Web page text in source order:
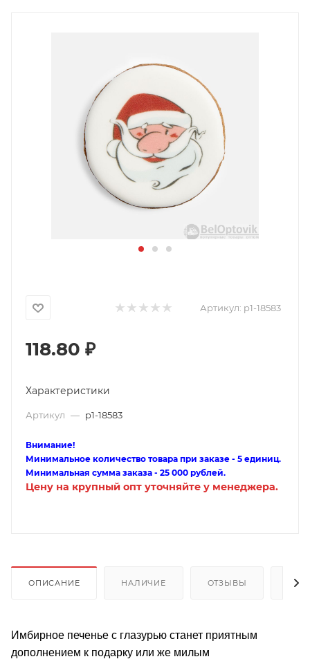
Артикул: p1-18583
118.80 ₽
Характеристики
Артикул — p1-18583
Внимание!
Минимальное количество товара при заказе - 5 единиц.
Минимальная сумма заказа - 25 000 рублей.
Цену на крупный опт уточняйте у менеджера.
ОПИСАНИЕ НАЛИЧИЕ ОТЗЫВЫ
Имбирное печенье с глазурью станет приятным
дополнением к подарку или же милым